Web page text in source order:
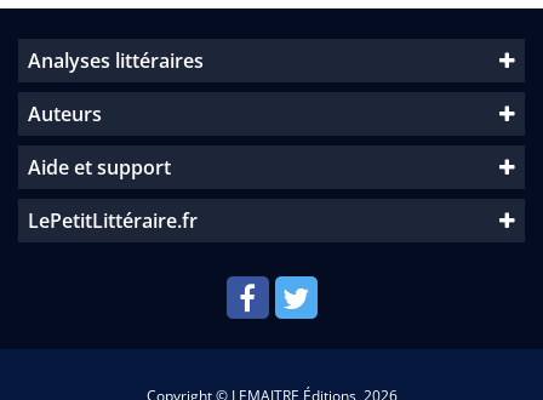
Analyses littéraires
Auteurs
Aide et support
LePetitLittéraire.fr
Copyright © LEMAITRE Éditions, 2026